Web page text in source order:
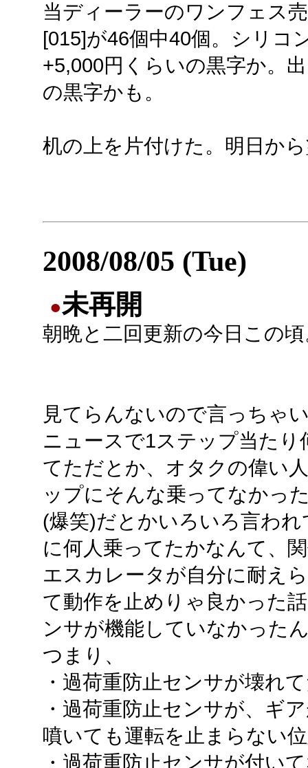
当ディーラーのワンフェス
[015]が46個中40個。シリコ
+5,000円くらいの黒字か。
の黒字かも。
机の上を片付けた。明日か
2008/08/05 (Tue)
●未再開
朝晩と二回更新の今日この
見てらんないので言っちゃ
ニュースで1ステップ当たり
てただとか、オタクの偉い
ップにそんな乗ってなかっ
(爆笑)だとかいろいろ言わ
に何人乗ってたかなんて、
エスカレータが自分に耐え
て動作を止めりゃ良かった
ンサが機能していなかった
つまり、
・過荷重防止センサが壊れ
・過荷重防止センサが、ギ
噴いても運転を止まらない
・過荷重防止センサが付い